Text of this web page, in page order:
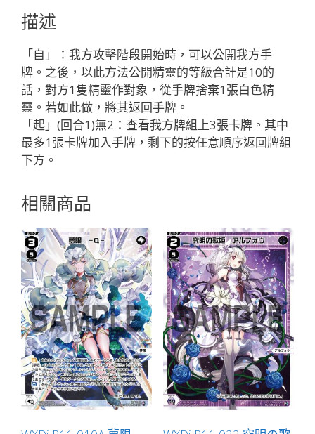
ラ
テ
ス
「白
色
精
靈
SR
奏
像：
知
無
LB」
數
量
描述
「自」：我方攻擊階段開始時，可以公開我方手
牌。之後，以此方法公開精靈的等級合計是10的
話，對方1隻精靈作對象，從手牌捨棄1張白色精
靈。若如此做，將其返回手牌。
「起」(回合1)無2：查看我方牌組上3張卡牌。其中
最多1張卡牌加入手牌，剩下的按任意順序返回牌組
下方。
相關商品